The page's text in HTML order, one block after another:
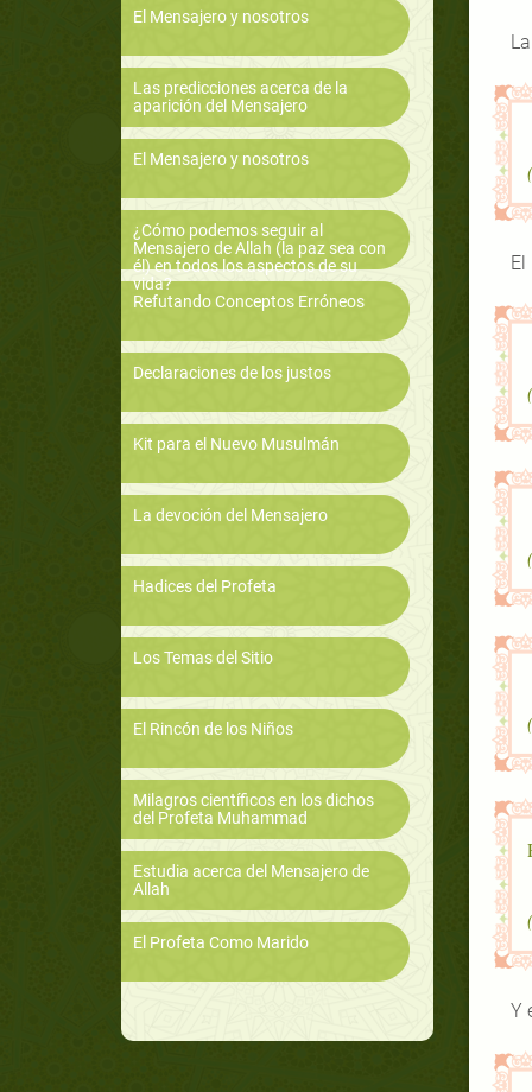
El Mensajero y nosotros
Las predicciones acerca de la
aparición del Mensajero
El Mensajero y nosotros
¿Cómo podemos seguir al
Mensajero de Allah (la paz sea con
él) en todos los aspectos de su
vida?
Refutando Conceptos Erróneos
Declaraciones de los justos
Kit para el Nuevo Musulmán
La devoción del Mensajero
Hadices del Profeta
Los Temas del Sitio
El Rincón de los Niños
Milagros científicos en los dichos
del Profeta Muhammad
Estudia acerca del Mensajero de
Allah
El Profeta Como Marido
Y